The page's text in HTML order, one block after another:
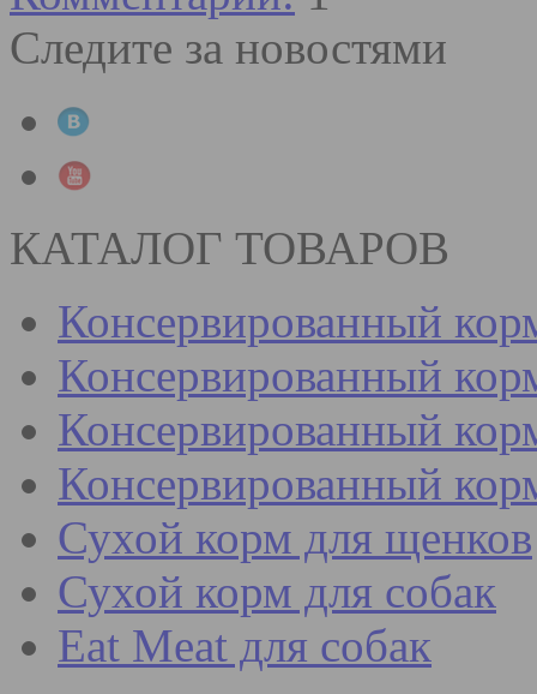
Следите за новостями
КАТАЛОГ ТОВАРОВ
Консервированный
Консервированный
Консервированный
Консервированный
Сухой корм для щенков
Сухой корм для собак
Eat Meat для собак